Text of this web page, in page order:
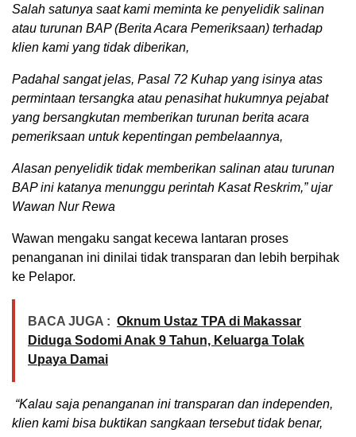
Salah satunya saat kami meminta ke penyelidik salinan
atau turunan BAP (Berita Acara Pemeriksaan) terhadap
klien kami yang tidak diberikan,
Padahal sangat jelas, Pasal 72 Kuhap yang isinya atas
permintaan tersangka atau penasihat hukumnya pejabat
yang bersangkutan memberikan turunan berita acara
pemeriksaan untuk kepentingan pembelaannya,
Alasan penyelidik tidak memberikan salinan atau turunan
BAP ini katanya menunggu perintah Kasat Reskrim,” ujar
Wawan Nur Rewa
Wawan mengaku sangat kecewa lantaran proses
penanganan ini dinilai tidak transparan dan lebih berpihak
ke Pelapor.
BACA JUGA : Oknum Ustaz TPA di Makassar
Diduga Sodomi Anak 9 Tahun, Keluarga Tolak
Upaya Damai
“Kalau saja penanganan ini transparan dan independen,
klien kami bisa buktikan sangkaan tersebut tidak benar,